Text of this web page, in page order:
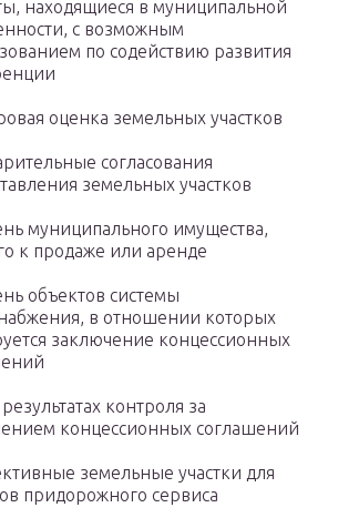
находящиеся в муниципальной
с возможным
по содействию развития
оценка земельных участков
согласования
земельных участков
муниципального имущества,
к продаже или аренде
объектов системы
в отношении которых
заключение концессионных
контроля за
концессионных соглашений
земельные участки для
придорожного сервиса